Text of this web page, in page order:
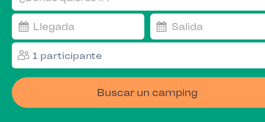
Buscar un camping
🛟 Parque acuático